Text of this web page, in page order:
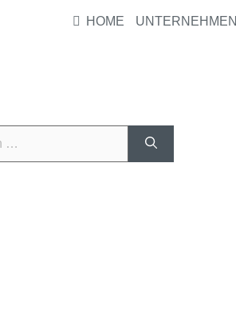
HOME UNTERNEHMEN